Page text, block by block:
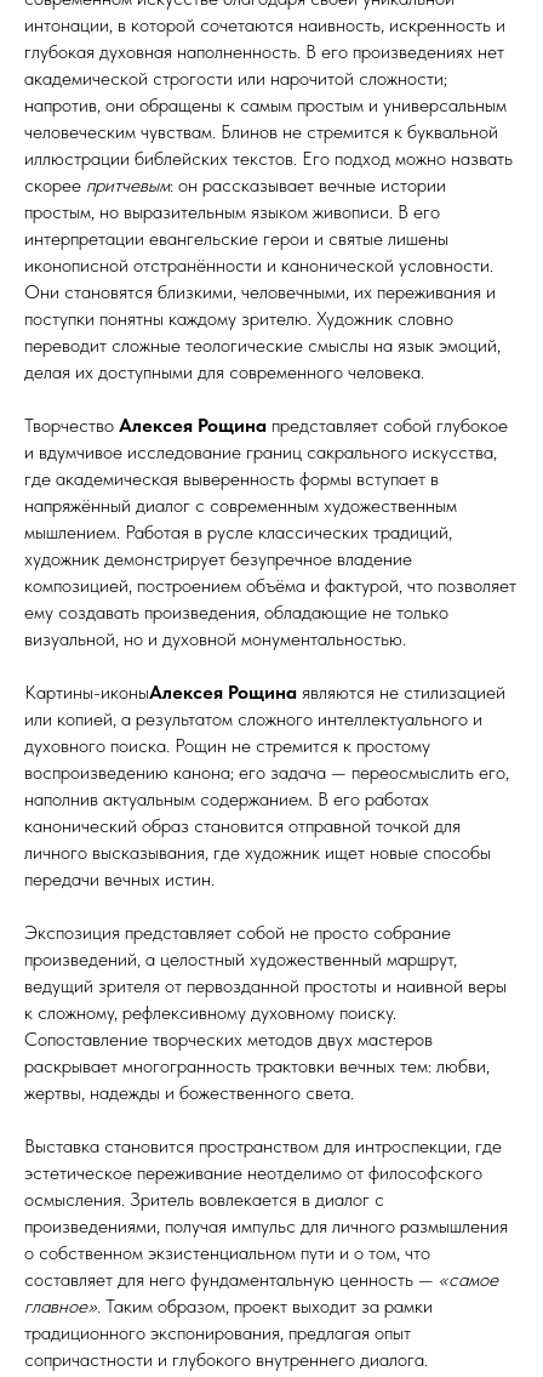
интонации, в которой сочетаются наивность, искренность и
глубокая духовная наполненность. В его произведениях нет
академической строгости или нарочитой сложности;
напротив, они обращены к самым простым и универсальным
человеческим чувствам. Блинов не стремится к буквальной
иллюстрации библейских текстов. Его подход можно назвать
скорее притчевым: он рассказывает вечные истории
простым, но выразительным языком живописи. В его
интерпретации евангельские герои и святые лишены
иконописной отстранённости и канонической условности.
Они становятся близкими, человечными, их переживания и
поступки понятны каждому зрителю. Художник словно
переводит сложные теологические смыслы на язык эмоций,
делая их доступными для современного человека.
Творчество Алексея Рощина представляет собой глубокое
и вдумчивое исследование границ сакрального искусства,
где академическая выверенность формы вступает в
напряжённый диалог с современным художественным
мышлением. Работая в русле классических традиций,
художник демонстрирует безупречное владение
композицией, построением объёма и фактурой, что позволяет
ему создавать произведения, обладающие не только
визуальной, но и духовной монументальностью.
Картины-иконыАлексея Рощина являются не стилизацией
или копией, а результатом сложного интеллектуального и
духовного поиска. Рощин не стремится к простому
воспроизведению канона; его задача — переосмыслить его,
наполнив актуальным содержанием. В его работах
канонический образ становится отправной точкой для
личного высказывания, где художник ищет новые способы
передачи вечных истин.
Экспозиция представляет собой не просто собрание
произведений, а целостный художественный маршрут,
ведущий зрителя от первозданной простоты и наивной веры
к сложному, рефлексивному духовному поиску.
Сопоставление творческих методов двух мастеров
раскрывает многогранность трактовки вечных тем: любви,
жертвы, надежды и божественного света.
Выставка становится пространством для интроспекции, где
эстетическое переживание неотделимо от философского
осмысления. Зритель вовлекается в диалог с
произведениями, получая импульс для личного размышления
о собственном экзистенциальном пути и о том, что
составляет для него фундаментальную ценность — «самое
главное» . Таким образом, проект выходит за рамки
традиционного экспонирования, предлагая опыт
сопричастности и глубокого внутреннего диалога.